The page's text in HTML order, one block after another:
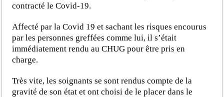
contracté le Covid-19.
Affecté par la Covid 19 et sachant les risques encourus
par les personnes greffées comme lui, il s’était
immédiatement rendu au CHUG pour être pris en
charge.
Très vite, les soignants se sont rendus compte de la
gravité de son état et ont choisi de le placer dans le